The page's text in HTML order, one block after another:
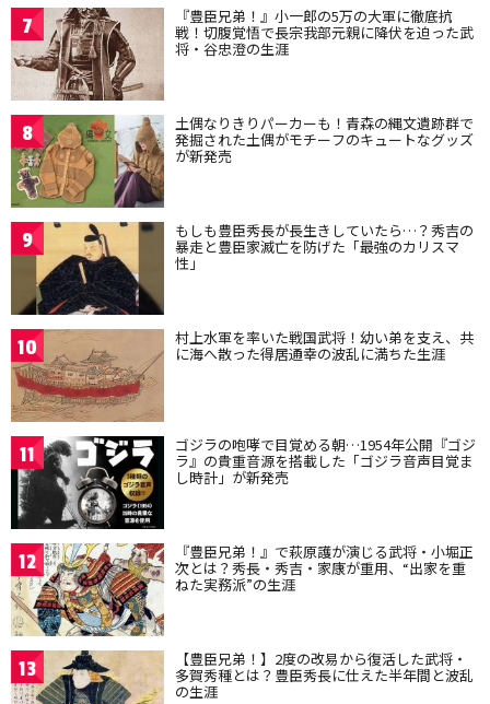
7 『豊臣兄弟！』小一郎の5万の大軍に徹底抗
戦！切腹覚悟で長宗我部元親に降伏を迫った武
将・谷忠澄の生涯
8 土偶なりきりパーカーも！青森の縄文遺跡群で
発掘された土偶がモチーフのキュートなグッズ
が新発売
9 もしも豊臣秀長が長生きしていたら…？秀吉の
暴走と豊臣家滅亡を防げた「最強のカリスマ
性」
10 村上水軍を率いた戦国武将！幼い弟を支え、共
に海へ散った得居通幸の波乱に満ちた生涯
11 ゴジラの咆哮で目覚める朝…1954年公開『ゴジ
ラ』の貴重音源を搭載した「ゴジラ音声目覚ま
し時計」が新発売
12 『豊臣兄弟！』で萩原護が演じる武将・小堀正
次とは？秀長・秀吉・家康が重用、“出家を重
ねた実務派”の生涯
13 【豊臣兄弟！】2度の改易から復活した武将・
多賀秀種とは？豊臣秀長に仕えた半年間と波乱
の生涯